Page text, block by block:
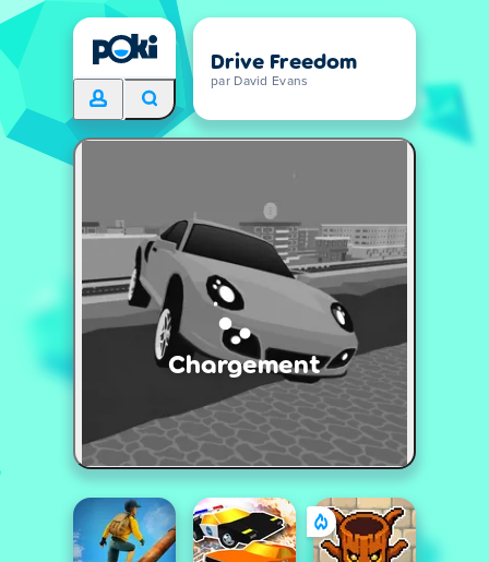
Drive Freedom
par David Evans
Chargement